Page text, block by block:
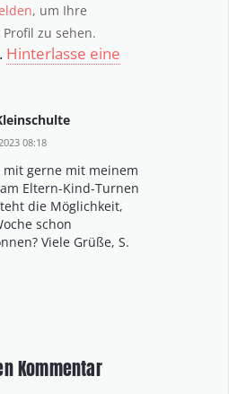
, um Ihre
zu sehen.
. Hinterlasse eine
08:18
gerne mit meinem
Eltern-Kind-Turnen
die Möglichkeit,
schon
Viele Grüße, S.
Kommentar